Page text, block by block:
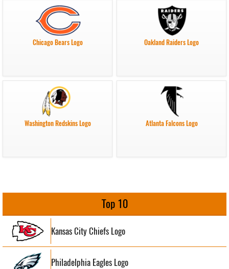
Chicago Bears Logo Oakland Raiders Logo
Washington Redskins Logo Atlanta Falcons Logo
Top 10
Kansas City Chiefs Logo
Philadelphia Eagles Logo